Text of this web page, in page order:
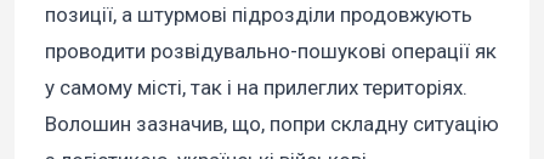
позиції, а штурмові підрозділи продовжують
проводити розвідувально-пошукові операції як
у самому місті, так і на прилеглих територіях.
Волошин зазначив, що, попри складну ситуацію